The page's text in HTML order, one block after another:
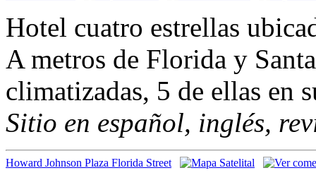
Hotel cuatro estrellas
A metros de Florida y
climatizadas, 5 de ellas en
Sitio en español, inglés,
Howard Johnson Plaza Florida Street